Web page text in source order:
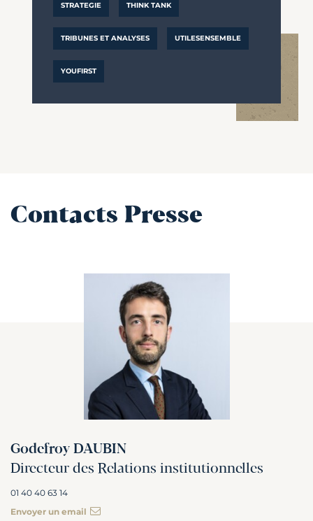
STRATEGIE THINK TANK
TRIBUNES ET ANALYSES UTILESENSEMBLE
YOUFIRST
Contacts Presse
Godefroy DAUBIN
Directeur des Relations institutionnelles
01 40 40 63 14
Envoyer un email